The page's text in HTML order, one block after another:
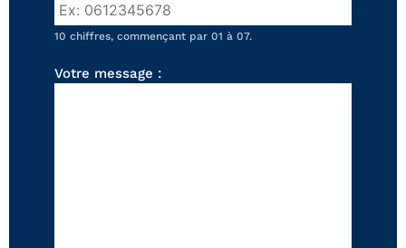
10 chiffres, commençant par 01 à 07.
Votre message :